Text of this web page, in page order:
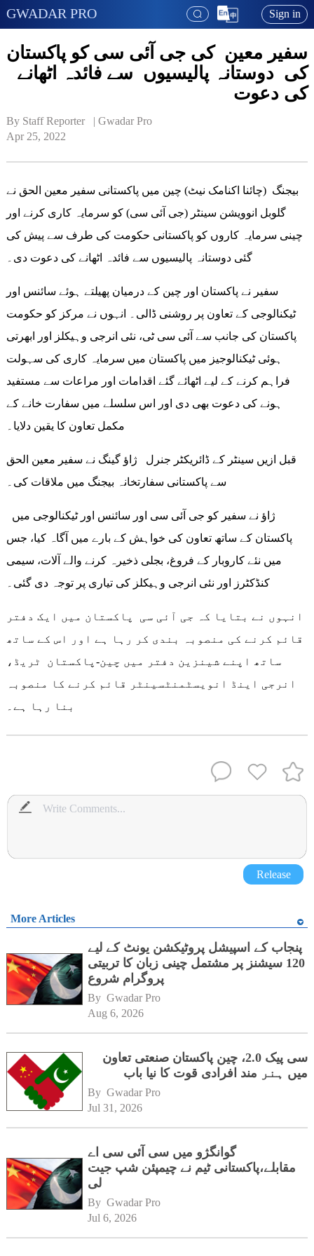
GWADAR PRO Sign in
سفیر معین کی جی آئی سی کو پاکستان
کی دوستانہ پالیسیوں سے فائدہ اٹھانے
کی دعوت
By Staff Reporter   | Gwadar Pro
Apr 25, 2022
بیجنگ (چائنا اکنامک نیٹ) چین میں پاکستانی سفیر معین الحق نے
گلوبل انوویشن سینٹر (جی آئی سی) کو سرمایہ کاری کرنے اور
چینی سرمایہ کاروں کو پاکستانی حکومت کی طرف سے پیش کی
گئی دوستانہ پالیسیوں سے فائدہ اٹھانے کی دعوت دی۔
سفیر نے پاکستان اور چین کے درمیان پھیلتے ہوئے سائنس اور
ٹیکنالوجی کے تعاون پر روشنی ڈالی۔ انہوں نے مرکز کو حکومت
پاکستان کی جانب سے آئی سی ٹی، نئی انرجی وہیکلز اور ابھرتی
ہوئی ٹیکنالوجیز میں پاکستان میں سرمایہ کاری کی سہولت
فراہم کرنے کے لیے اٹھائے گئے اقدامات اور مراعات سے مستفید
ہونے کی دعوت بھی دی اور اس سلسلے میں سفارت خانے کے
مکمل تعاون کا یقین دلایا۔
قبل ازیں سینٹر کے ڈائریکٹر جنرل ژاؤ گینگ نے سفیر معین الحق
سے پاکستانی سفارتخانہ بیجنگ میں ملاقات کی۔
پاکستان کے ساتھ تعاون کی خواہش کے بارے میں آگاہ کیا، جس
میں نئے کاروبار کے فروغ، بجلی ذخیرہ کرنے والے آلات، سیمی
کنڈکٹرز اور نئی انرجی وہیکلز کی تیاری پر توجہ دی گئی۔
انہوں نے بتایا کہ جی آئی سی پاکستان میں ایک دفتر
قائم کرنے کی منصوبہ بندی کر رہا ہے اور اس کے ساتھ
ساتھ اپنے شینزین دفتر میں چین-پاکستان ٹریڈ،
انرجی اینڈ انویسٹمنٹسینٹر قائم کرنے کا منصوبہ
بنا رہا ہے۔
Release
More Articles
پنجاب کے اسپیشل پروٹیکشن یونٹ کے لیے
120 سیشنز پر مشتمل چینی زبان کا تربیتی
پروگرام شروع
By Gwadar Pro
Aug 6, 2026
سی پیک 2.0، چین پاکستان صنعتی تعاون
میں ہنر مند افرادی قوت کا نیا باب
By Gwadar Pro
Jul 31, 2026
گوانگژو میں سی آئی سی اے
مقابلے،پاکستانی ٹیم نے چیمپئن شپ جیت
لی
By Gwadar Pro
Jul 6, 2026